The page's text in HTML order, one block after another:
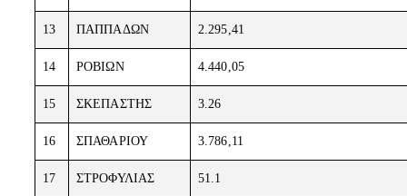
13 ΠΑΠΠΑΔΩΝ 2.295,41
14 ΡΟΒΙΩΝ 4.440,05
15 ΣΚΕΠΑΣΤΗΣ 3.26
16 ΣΠΑΘΑΡΙΟΥ 3.786,11
17 ΣΤΡΟΦΥΛΙΑΣ 51.1